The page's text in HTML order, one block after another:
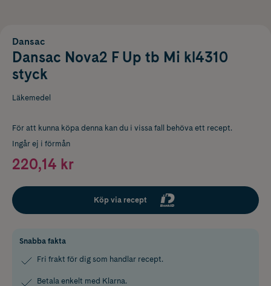
Dansac
Dansac Nova2 F Up tb Mi kl4310
styck
Läkemedel
För att kunna köpa denna kan du i vissa fall behöva ett recept.
Ingår ej i förmån
220,14 kr
Köp via recept
Snabba fakta
Fri frakt för dig som handlar recept.
Betala enkelt med Klarna.